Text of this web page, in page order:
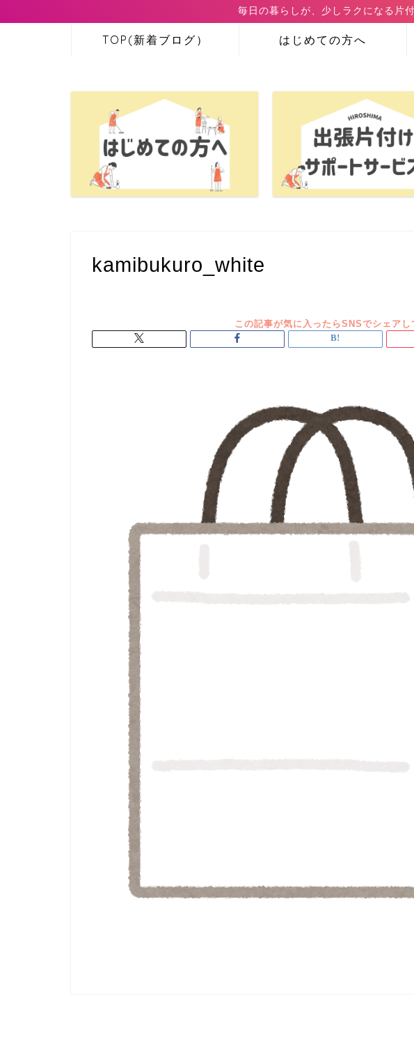
毎日の暮らしが、少しラクになる片
TOP(新着ブログ） はじめての方へ
kamibukuro_white